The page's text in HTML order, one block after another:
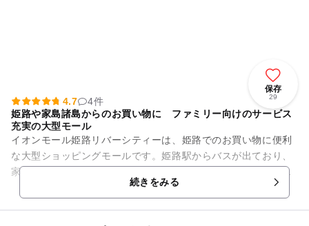
保存
29
4.7
4件
姫路や家島諸島からのお買い物に ファミリー向けのサービス
充実の大型モール
イオンモール姫路リバーシティーは、姫路でのお買い物に便利
な大型ショッピングモールです。姫路駅からバスが出ており、
家島諸島からお出かけする場合も姫路港より神姫バスで行ける
続きをみる